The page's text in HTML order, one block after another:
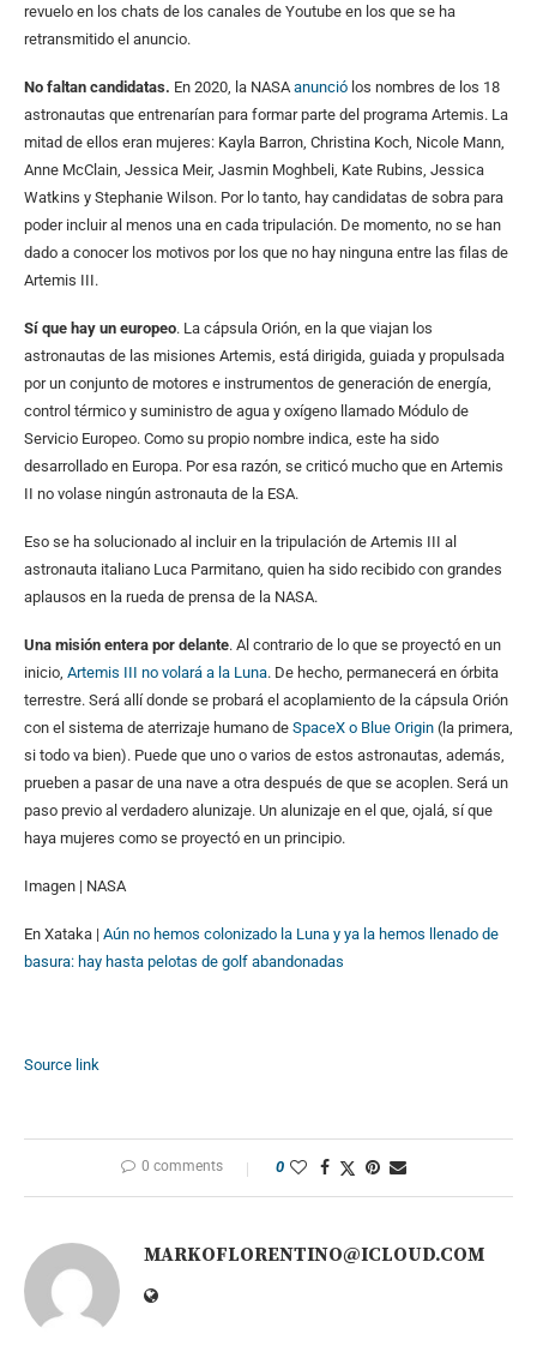
revuelo en los chats de los canales de Youtube en los que se ha
retransmitido el anuncio.
No faltan candidatas. En 2020, la NASA anunció los nombres de los 18
astronautas que entrenarían para formar parte del programa Artemis. La
mitad de ellos eran mujeres: Kayla Barron, Christina Koch, Nicole Mann,
Anne McClain, Jessica Meir, Jasmin Moghbeli, Kate Rubins, Jessica
Watkins y Stephanie Wilson. Por lo tanto, hay candidatas de sobra para
poder incluir al menos una en cada tripulación. De momento, no se han
dado a conocer los motivos por los que no hay ninguna entre las filas de
Artemis III.
Sí que hay un europeo. La cápsula Orión, en la que viajan los
astronautas de las misiones Artemis, está dirigida, guiada y propulsada
por un conjunto de motores e instrumentos de generación de energía,
control térmico y suministro de agua y oxígeno llamado Módulo de
Servicio Europeo. Como su propio nombre indica, este ha sido
desarrollado en Europa. Por esa razón, se criticó mucho que en Artemis
II no volase ningún astronauta de la ESA.
Eso se ha solucionado al incluir en la tripulación de Artemis III al
astronauta italiano Luca Parmitano, quien ha sido recibido con grandes
aplausos en la rueda de prensa de la NASA.
Una misión entera por delante. Al contrario de lo que se proyectó en un
inicio, Artemis III no volará a la Luna. De hecho, permanecerá en órbita
terrestre. Será allí donde se probará el acoplamiento de la cápsula Orión
con el sistema de aterrizaje humano de SpaceX o Blue Origin (la primera,
si todo va bien). Puede que uno o varios de estos astronautas, además,
prueben a pasar de una nave a otra después de que se acoplen. Será un
paso previo al verdadero alunizaje. Un alunizaje en el que, ojalá, sí que
haya mujeres como se proyectó en un principio.
Imagen | NASA
En Xataka | Aún no hemos colonizado la Luna y ya la hemos llenado de
basura: hay hasta pelotas de golf abandonadas
Source link
0 comments 0
MARKOFLORENTINO@ICLOUD.COM